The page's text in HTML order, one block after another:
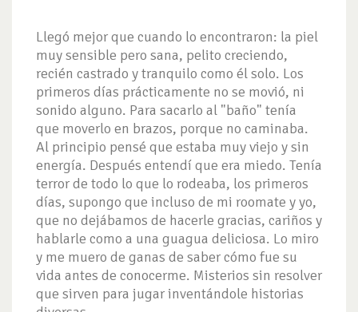
Llegó mejor que cuando lo encontraron: la piel
muy sensible pero sana, pelito creciendo,
recién castrado y tranquilo como él solo. Los
primeros días prácticamente no se movió, ni
sonido alguno. Para sacarlo al "baño" tenía
que moverlo en brazos, porque no caminaba.
Al principio pensé que estaba muy viejo y sin
energía. Después entendí que era miedo. Tenía
terror de todo lo que lo rodeaba, los primeros
días, supongo que incluso de mi roomate y yo,
que no dejábamos de hacerle gracias, cariños y
hablarle como a una guagua deliciosa. Lo miro
y me muero de ganas de saber cómo fue su
vida antes de conocerme. Misterios sin resolver
que sirven para jugar inventándole historias